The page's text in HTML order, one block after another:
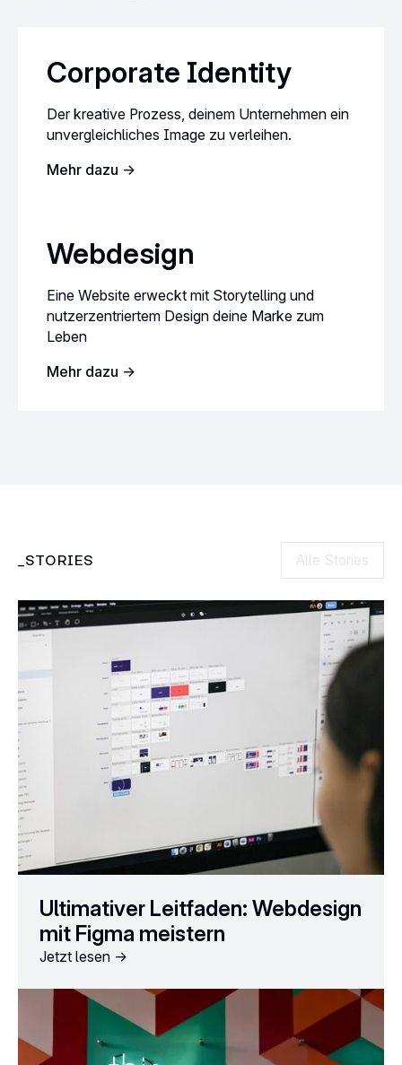
Corporate Identity
Der kreative Prozess, deinem Unternehmen ein
unvergleichliches Image zu verleihen.
Mehr dazu ->
Webdesign
Eine Website erweckt mit Storytelling und
nutzerzentriertem Design deine Marke zum
Leben
Mehr dazu ->
STORIES Alle Stories
Ultimativer Leitfaden: Webdesign
mit Figma meistern
Jetzt lesen ->